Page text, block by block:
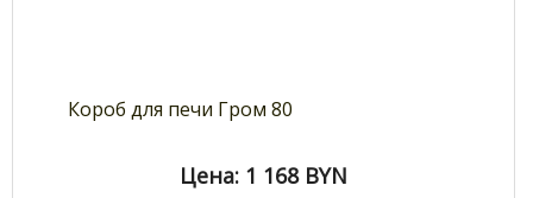
Короб для печи Гром 80
Цена: 1 168 BYN